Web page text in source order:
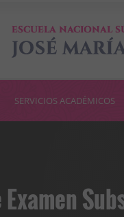
SERVICIOS ACADÉMICOS